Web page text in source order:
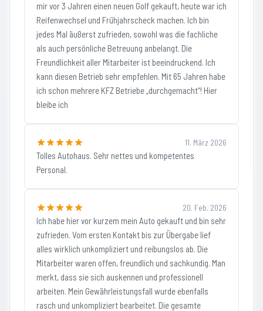
mir vor 3 Jahren einen neuen Golf gekauft, heute war ich
Reifenwechsel und Frühjahrscheck machen. Ich bin
jedes Mal äußerst zufrieden, sowohl was die fachliche
als auch persönliche Betreuung anbelangt. Die
Freundlichkeit aller Mitarbeiter ist beeindruckend. Ich
kann diesen Betrieb sehr empfehlen. Mit 65 Jahren habe
ich schon mehrere KFZ Betriebe „durchgemacht“! Hier
bleibe ich
11. März 2026
Tolles Autohaus. Sehr nettes und kompetentes
Personal.
20. Feb. 2026
Ich habe hier vor kurzem mein Auto gekauft und bin sehr
zufrieden. Vom ersten Kontakt bis zur Übergabe lief
alles wirklich unkompliziert und reibungslos ab. Die
Mitarbeiter waren offen, freundlich und sachkundig. Man
merkt, dass sie sich auskennen und professionell
arbeiten. Mein Gewährleistungsfall wurde ebenfalls
rasch und unkompliziert bearbeitet. Die gesamte